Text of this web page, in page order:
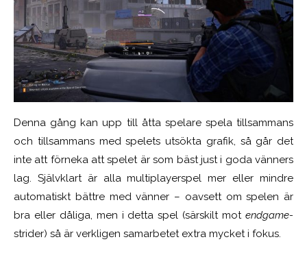
Denna gång kan upp till åtta spelare spela tillsammans
och tillsammans med spelets utsökta grafik, så går det
inte att förneka att spelet är som bäst just i goda vänners
lag. Självklart är alla multiplayerspel mer eller mindre
automatiskt bättre med vänner – oavsett om spelen är
bra eller dåliga, men i detta spel (särskilt mot endgame-
strider) så är verkligen samarbetet extra mycket i fokus.